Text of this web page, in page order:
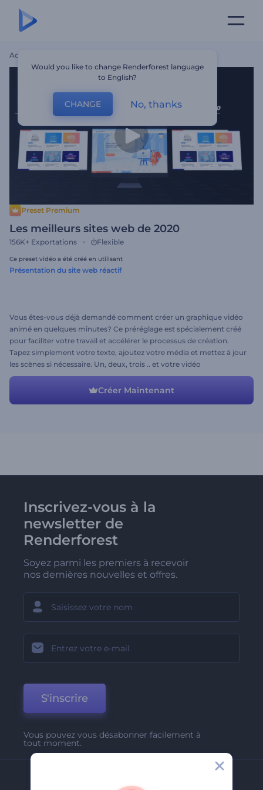
Accueil
Preset Premium
Les meilleurs sites web de 2020
156K+ Exportations Flexible
Ce preset vidéo a été créé en utilisant
Présentation du site web réactif
Vous êtes-vous déjà demandé comment créer un graphique vidéo
animé en quelques minutes? Ce préréglage est spécialement créé
pour faciliter votre travail et accélérer le processus de création.
Tapez simplement votre texte, ajoutez votre média et mettez à jour
les scènes si nécessaire. Un, deux, trois .. et votre vidéo
professionnelle est prête!
Créer Maintenant
Inscrivez-vous à la
newsletter de
Renderforest
Soyez parmi les premiers à recevoir
nos dernières nouvelles et offres.
S'inscrire
Vous pouvez vous désabonner facilement à
tout moment.
Would you like to change Renderforest language
to English?
CHANGE No, thanks